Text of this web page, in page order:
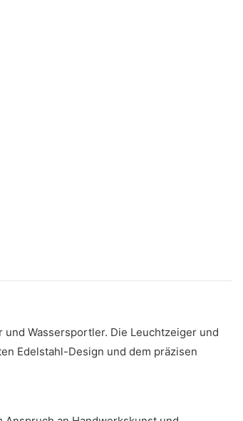
Wassersportler. Die Leuchtzeiger und
Edelstahl-Design und dem präzisen